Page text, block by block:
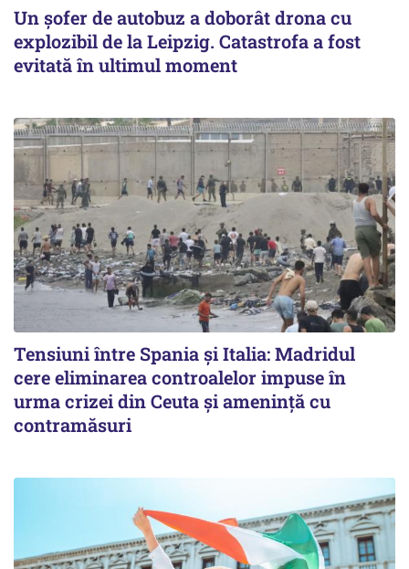
Un șofer de autobuz a doborât drona cu
explozibil de la Leipzig. Catastrofa a fost
evitată în ultimul moment
Tensiuni între Spania și Italia: Madridul
cere eliminarea controalelor impuse în
urma crizei din Ceuta și amenință cu
contramăsuri